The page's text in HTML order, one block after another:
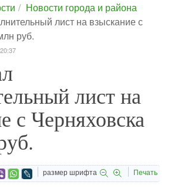
Новости города и района
лист на взыскание с
руб.
лист на
с Черняховска
размер шрифта Печать